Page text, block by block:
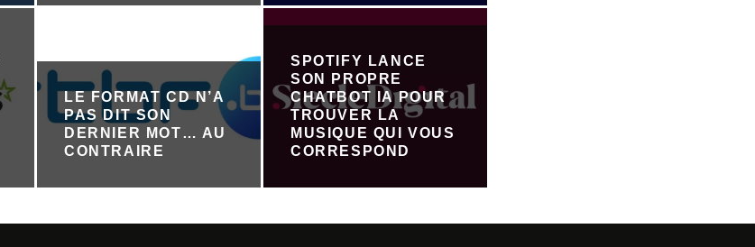
LE FORMAT CD N’A
PAS DIT SON
DERNIER MOT… AU
CONTRAIRE
SPOTIFY LANCE
SON PROPRE
CHATBOT IA POUR
TROUVER LA
MUSIQUE QUI VOUS
CORRESPOND